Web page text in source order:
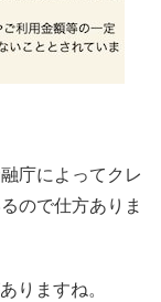
庁によってクレ
ので仕方ありま
りますね。